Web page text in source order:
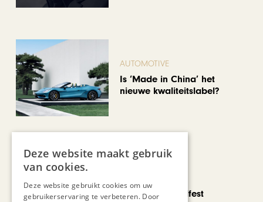
AUTOMOTIVE
Is ‘Made in China’ het
nieuwe kwaliteitslabel?
Noorbeek Foodfest
Deze website maakt gebruik
van cookies.
Deze website gebruikt cookies om uw
gebruikerservaring te verbeteren. Door